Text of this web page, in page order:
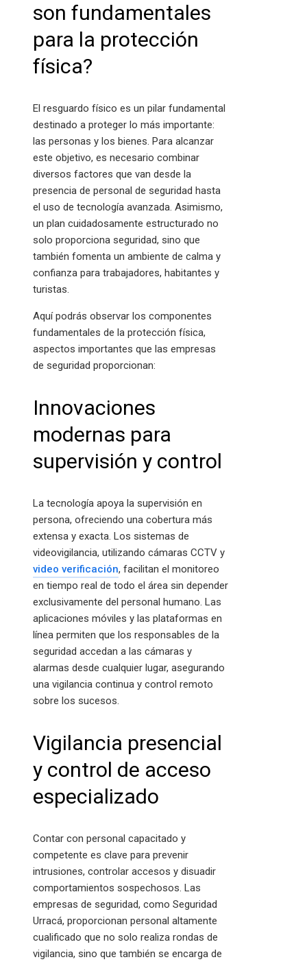
son fundamentales
para la protección
física?
El resguardo físico es un pilar fundamental
destinado a proteger lo más importante:
las personas y los bienes. Para alcanzar
este objetivo, es necesario combinar
diversos factores que van desde la
presencia de personal de seguridad hasta
el uso de tecnología avanzada. Asimismo,
un plan cuidadosamente estructurado no
solo proporciona seguridad, sino que
también fomenta un ambiente de calma y
confianza para trabajadores, habitantes y
turistas.
Aquí podrás observar los componentes
fundamentales de la protección física,
aspectos importantes que las empresas
de seguridad proporcionan:
Innovaciones
modernas para
supervisión y control
La tecnología apoya la supervisión en
persona, ofreciendo una cobertura más
extensa y exacta. Los sistemas de
videovigilancia, utilizando cámaras CCTV y
video verificación, facilitan el monitoreo
en tiempo real de todo el área sin depender
exclusivamente del personal humano. Las
aplicaciones móviles y las plataformas en
línea permiten que los responsables de la
seguridad accedan a las cámaras y
alarmas desde cualquier lugar, asegurando
una vigilancia continua y control remoto
sobre los sucesos.
Vigilancia presencial
y control de acceso
especializado
Contar con personal capacitado y
competente es clave para prevenir
intrusiones, controlar accesos y disuadir
comportamientos sospechosos. Las
empresas de seguridad, como Seguridad
Urracá, proporcionan personal altamente
cualificado que no solo realiza rondas de
vigilancia, sino que también se encarga de